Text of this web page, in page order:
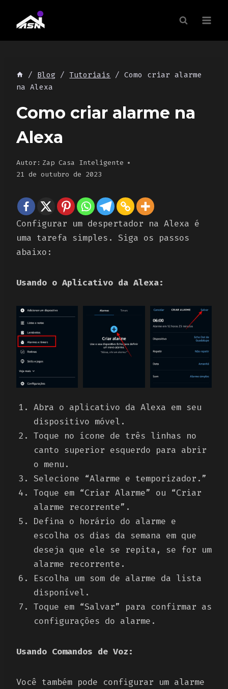
/ Blog / Tutoriais / Como criar alarme
na Alexa
Como criar alarme na
Alexa
Autor: Zap Casa Inteligente
21 de outubro de 2023
Configurar um despertador na Alexa é
uma tarefa simples. Siga os passos
abaixo:
Usando o Aplicativo da Alexa:
Abra o aplicativo da Alexa em seu
dispositivo móvel.
Toque no ícone de três linhas no
canto superior esquerdo para abrir
o menu.
Selecione “Alarme e temporizador.”
Toque em “Criar Alarme” ou “Criar
alarme recorrente”.
Defina o horário do alarme e
escolha os dias da semana em que
deseja que ele se repita, se for um
alarme recorrente.
Escolha um som de alarme da lista
disponível.
Toque em “Salvar” para confirmar as
configurações do alarme.
Usando Comandos de Voz:
Você também pode configurar um alarme